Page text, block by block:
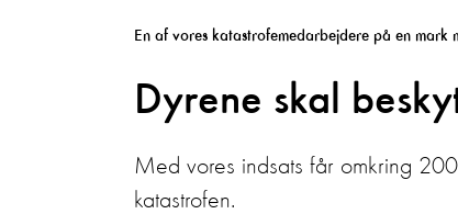
En af vores katastrofemedarbejdere på en
Dyrene skal
Med vores indsats får omkring
katastrofen.